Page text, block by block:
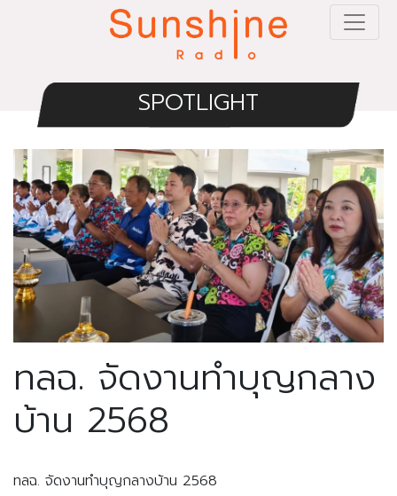
SPOTLIGHT
ทลฉ. จัดงานทำบุญกลาง
บ้าน 2568
ทลฉ. จัดงานทำบุญกลางบ้าน 2568